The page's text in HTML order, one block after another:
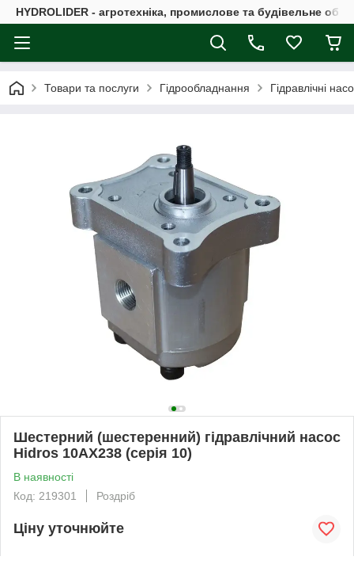
HYDROLIDER - агротехніка, промислове та будівельне
Товари та послуги Гідрообладнання Гідравлічні
Шестерний (шестеренний) гідравлічний насос
Hidros 10АХ238 (серія 10)
В наявності
Код: 219301
Роздріб
Ціну уточнюйте